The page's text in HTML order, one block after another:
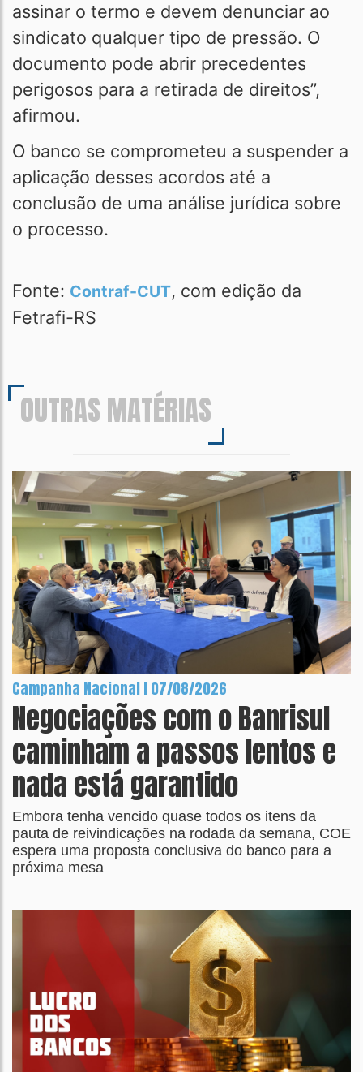
assinar o termo e devem denunciar ao
sindicato qualquer tipo de pressão. O
documento pode abrir precedentes
perigosos para a retirada de direitos”,
afirmou.
O banco se comprometeu a suspender a
aplicação desses acordos até a
conclusão de uma análise jurídica sobre
o processo.
Fonte: Contraf-CUT, com edição da
Fetrafi-RS
OUTRAS MATÉRIAS
Campanha Nacional | 07/08/2026
Negociações com o Banrisul
caminham a passos lentos e
nada está garantido
Embora tenha vencido quase todos os itens da
pauta de reivindicações na rodada da semana, COE
espera uma proposta conclusiva do banco para a
próxima mesa